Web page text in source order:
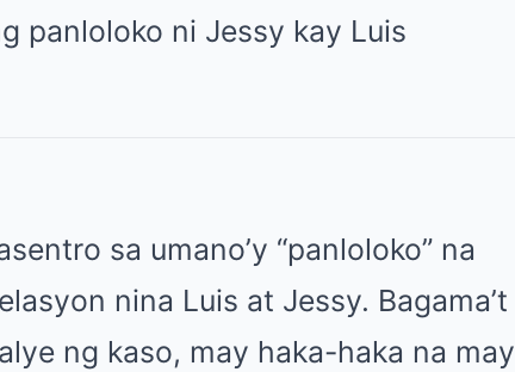
panloloko ni Jessy kay Luis
sa umano’y “panloloko” na
nina Luis at Jessy. Bagama’t
ng kaso, may haka-haka na may